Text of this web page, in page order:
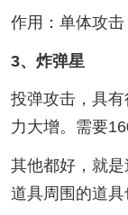
作用：单体攻击
3、炸弹星
投弹攻击，具
力大增。需要
其他都好，就
道具周围的道具